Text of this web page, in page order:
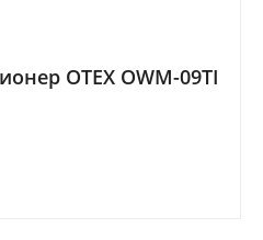
OTEX OWM-09TI